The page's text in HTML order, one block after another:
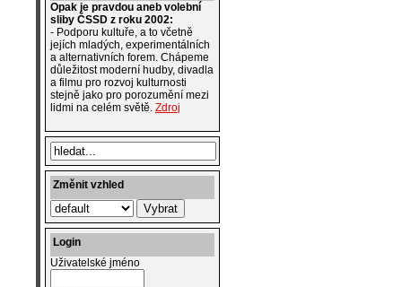
Opak je pravdou aneb volební
sliby ČSSD z roku 2002:
- Podporu kultuře, a to včetně
jejích mladých, experimentálních
a alternativních forem. Chápeme
důležitost moderní hudby, divadla
a filmu pro rozvoj kulturnosti
stejně jako pro porozumění mezi
lidmi na celém světě. Zdroj
Změnit vzhled
Login
Uživatelské jméno